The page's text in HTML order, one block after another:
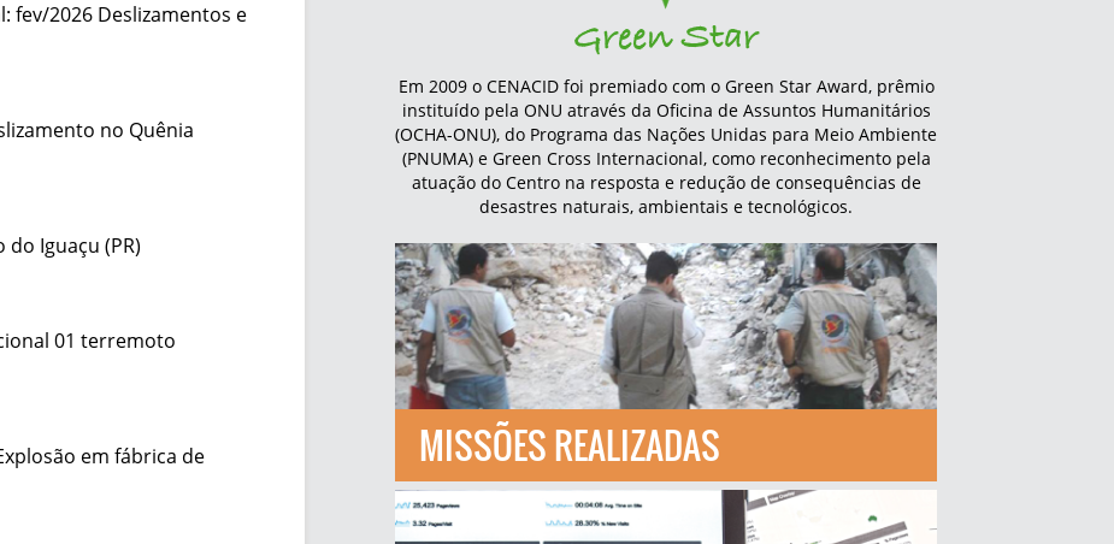
fev/2026 Deslizamentos e
no Quênia
Iguaçu (PR)
01 terremoto
em fábrica de
Green Star
Em 2009 o CENACID foi premiado com o Green Star Award, prêmio
instituído pela ONU através da Oficina de Assuntos Humanitários
(OCHA-ONU), do Programa das Nações Unidas para Meio Ambiente
(PNUMA) e Green Cross Internacional, como reconhecimento pela
atuação do Centro na resposta e redução de consequências de
desastres naturais, ambientais e tecnológicos.
MISSÕES REALIZADAS